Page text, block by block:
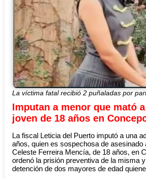
La víctima fatal recibió 2 puñaladas por
Imputan a menor que mató
joven de 18 años en
La fiscal Leticia del Puerto imputó a una
años, quien es sospechosa de asesinado
Celeste Ferreira Mencía, de 18 años, en
ordenó la prisión preventiva de la misma
detención de dos mayores de edad